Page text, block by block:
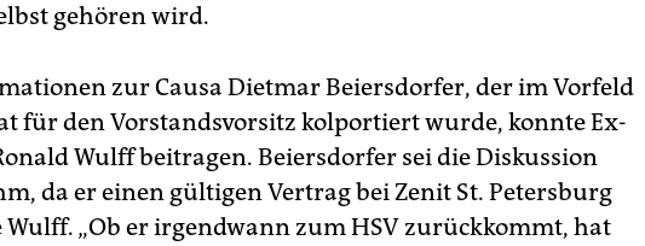
gehören wird.
zur Causa Dietmar Beiersdorfer, der im Vorfeld
für den Vorstandsvorsitz kolportiert wurde, konnte Ex-
Wulff beitragen. Beiersdorfer sei die Diskussion
da er einen gültigen Vertrag bei Zenit St. Petersburg
Wulff. „Ob er irgendwann zum HSV zurückkommt, hat